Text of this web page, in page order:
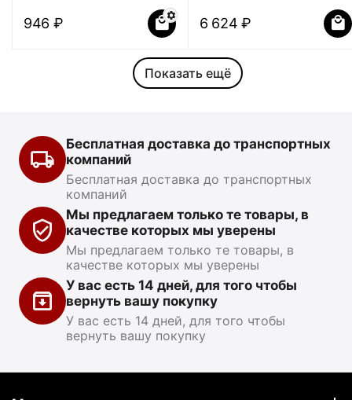
‍946‍ ₽ 6 624 ₽
Показать ещё
Бесплатная доставка до транспортных
компаний
Бесплатная доставка до транспортных
компаний
Мы предлагаем только те товары, в
качестве которых мы уверены
Мы предлагаем только те товары, в
качестве которых мы уверены
У вас есть 14 дней, для того чтобы
вернуть вашу покупку
У вас есть 14 дней, для того чтобы
вернуть вашу покупку